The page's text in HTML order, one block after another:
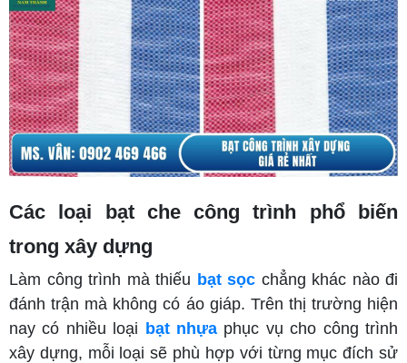
Các loại bạt che công trình phổ biến
trong xây dựng
Làm công trình mà thiếu bạt sọc chẳng khác nào đi
đánh trận mà không có áo giáp. Trên thị trường hiện
nay có nhiều loại bạt nhựa phục vụ cho công trình
xây dựng, mỗi loại sẽ phù hợp với từng mục đích sử